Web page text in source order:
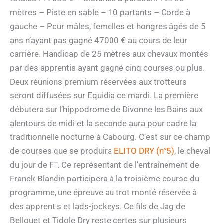
mètres – Piste en sable – 10 partants – Corde à
gauche – Pour mâles, femelles et hongres âgés de 5
ans n’ayant pas gagné 47000 € au cours de leur
carrière. Handicap de 25 mètres aux chevaux montés
par des apprentis ayant gagné cinq courses ou plus.
Deux réunions premium réservées aux trotteurs
seront diffusées sur Equidia ce mardi. La première
débutera sur l’hippodrome de Divonne les Bains aux
alentours de midi et la seconde aura pour cadre la
traditionnelle nocturne à Cabourg. C’est sur ce champ
de courses que se produira ELITO DRY (n°5), le cheval
du jour de FT. Ce représentant de l’entraînement de
Franck Blandin participera à la troisième course du
programme, une épreuve au trot monté réservée à
des apprentis et lads-jockeys. Ce fils de Jag de
Bellouet et Tidole Dry reste certes sur plusieurs